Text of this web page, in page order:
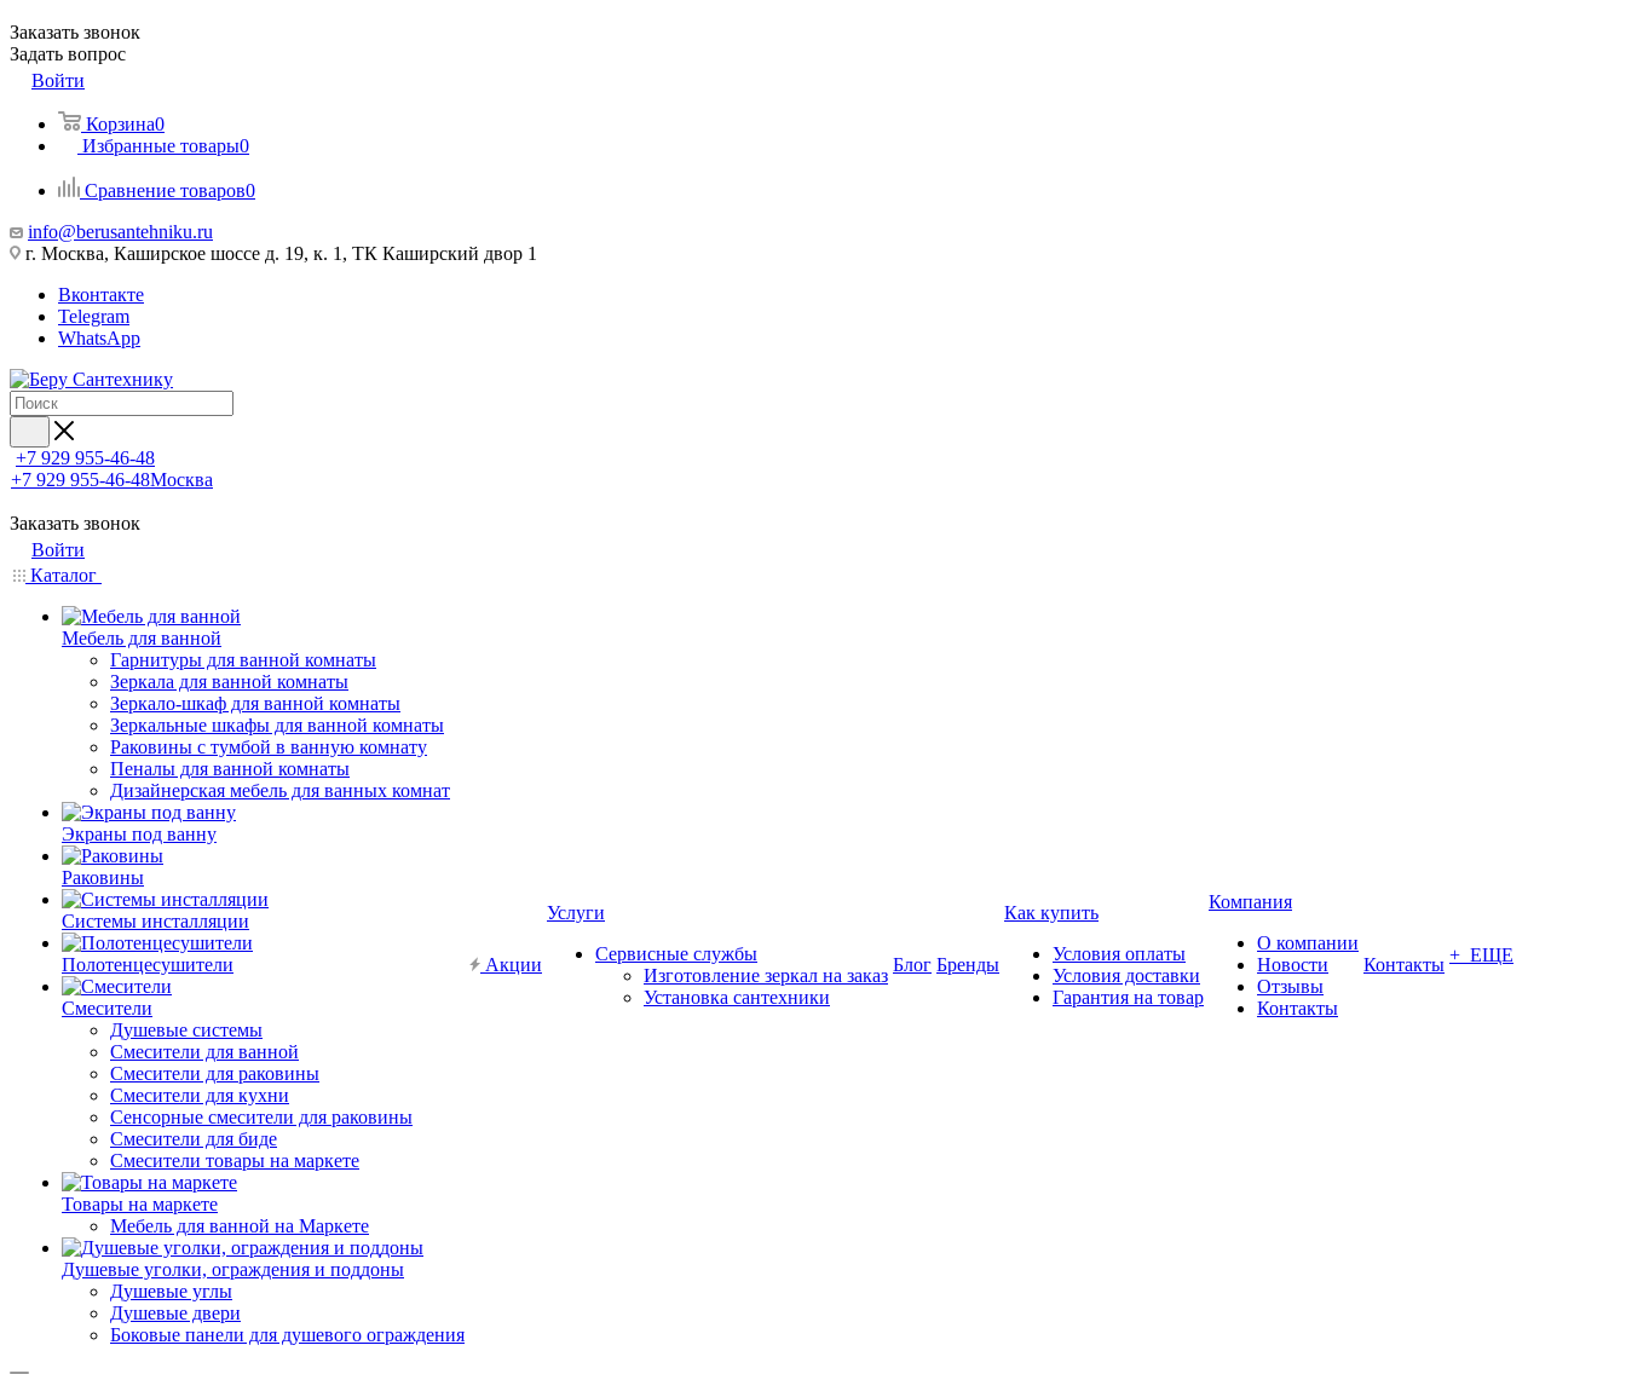
Заказать звонок
Задать вопрос
Войти
Корзина0
Избранные товары0
Сравнение товаров0
info@berusantehniku.ru
г. Москва, Каширское шоссе д. 19, к. 1, ТК Каширский двор 1
Вконтакте
Telegram
WhatsApp
+7 929 955-46-48
+7 929 955-46-48Москва
Заказать звонок
Войти
Каталог
Мебель для ванной
Гарнитуры для ванной комнаты
Зеркала для ванной комнаты
Зеркало-шкаф для ванной комнаты
Зеркальные шкафы для ванной комнаты
Раковины с тумбой в ванную комнату
Пеналы для ванной комнаты
Дизайнерская мебель для ванных комнат
Экраны под ванну
Раковины
Системы инсталляции
Полотенцесушители
Смесители
Душевые системы
Смесители для ванной
Смесители для раковины
Смесители для кухни
Сенсорные смесители для раковины
Смесители для биде
Смесители товары на маркете
Товары на маркете
Мебель для ванной на Маркете
Душевые уголки, ограждения и поддоны
Душевые углы
Душевые двери
Боковые панели для душевого ограждения
Акции
Услуги
Сервисные службы
Изготовление зеркал на заказ
Установка сантехники
Блог Бренды
Как купить
Условия оплаты
Условия доставки
Гарантия на товар
Компания
О компании
Новости
Отзывы
Контакты
Контакты + ЕЩЕ